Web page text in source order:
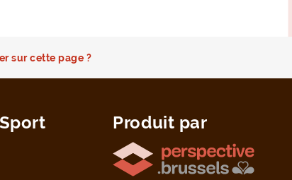
sur cette page ?
Produit par